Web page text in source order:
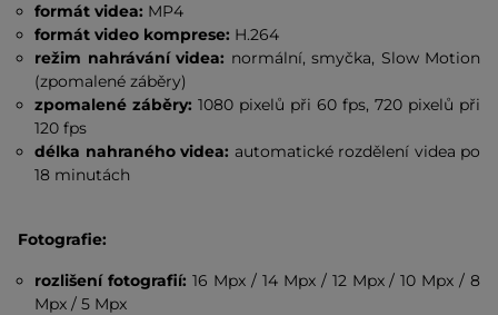
formát videa: MP4
formát video komprese: H.264
režim nahrávání videa: normální, smyčka, Slow Motion
(zpomalené záběry)
zpomalené záběry: 1080 pixelů při 60 fps, 720 pixelů při
120 fps
délka nahraného videa: automatické rozdělení videa po
18 minutách
Fotografie:
rozlišení fotografií: 16 Mpx / 14 Mpx / 12 Mpx / 10 Mpx / 8
Mpx / 5 Mpx